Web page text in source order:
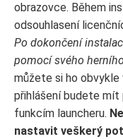
obrazovce. Během
odsouhlasení
Po dokončení
pomocí svého
můžete si ho obvykle
přihlášení budete mít
funkcím launcheru.
nastavit veškerý